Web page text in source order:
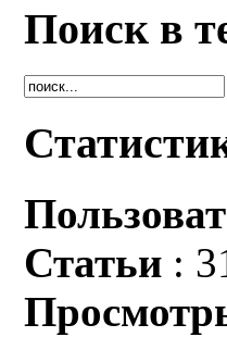
Поиск в
Статьи :